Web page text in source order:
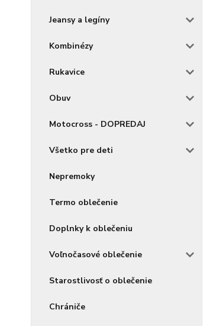
Jeansy a legíny
Kombinézy
Rukavice
Obuv
Motocross - DOPREDAJ
Všetko pre deti
Nepremoky
Termo oblečenie
Doplnky k oblečeniu
Voľnočasové oblečenie
Starostlivosť o oblečenie
Chrániče